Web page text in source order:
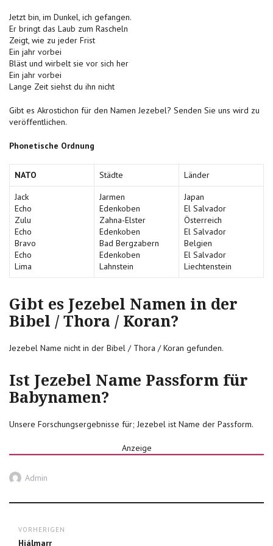
Jetzt bin, im Dunkel, ich gefangen.
Er bringt das Laub zum Rascheln
Zeigt, wie zu jeder Frist
Ein jahr vorbei
Bläst und wirbelt sie vor sich her
Ein jahr vorbei
Lange Zeit siehst du ihn nicht
Gibt es Akrostichon für den Namen Jezebel? Senden Sie uns wird zu
veröffentlichen.
Phonetische Ordnung
NATO Städte
Länder
Jack
Echo
Zulu
Echo
Bravo
Echo
Lima
Jarmen
Edenkoben
Zahna-Elster
Edenkoben
Bad Bergzabern
Edenkoben
Lahnstein
Japan
El Salvador
Österreich
El Salvador
Belgien
El Salvador
Liechtenstein
Gibt es Jezebel Namen in der
Bibel / Thora / Koran?
Jezebel Name nicht in der Bibel / Thora / Koran gefunden.
Ist Jezebel Name Passform für
Babynamen?
Unsere Forschungsergebnisse für; Jezebel ist Name der Passform.
Anzeige
Autor
Admin
navigation
VORHERIGEN
Previous
Hjálmarr